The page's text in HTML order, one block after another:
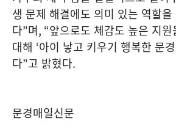
생 문제 해결에도 의미 있는 역할
다”며, “앞으로도 체감도 높은 지
대해 ‘아이 낳고 키우기 행복한 문경
다”고 밝혔다.
문경매일신문